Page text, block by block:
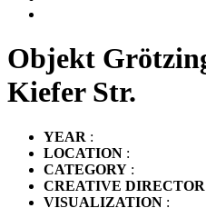
Objekt
Kiefer Str.
YEAR :
LOCATION :
CATEGORY :
CREATIVE DIRECTOR
VISUALIZATION :